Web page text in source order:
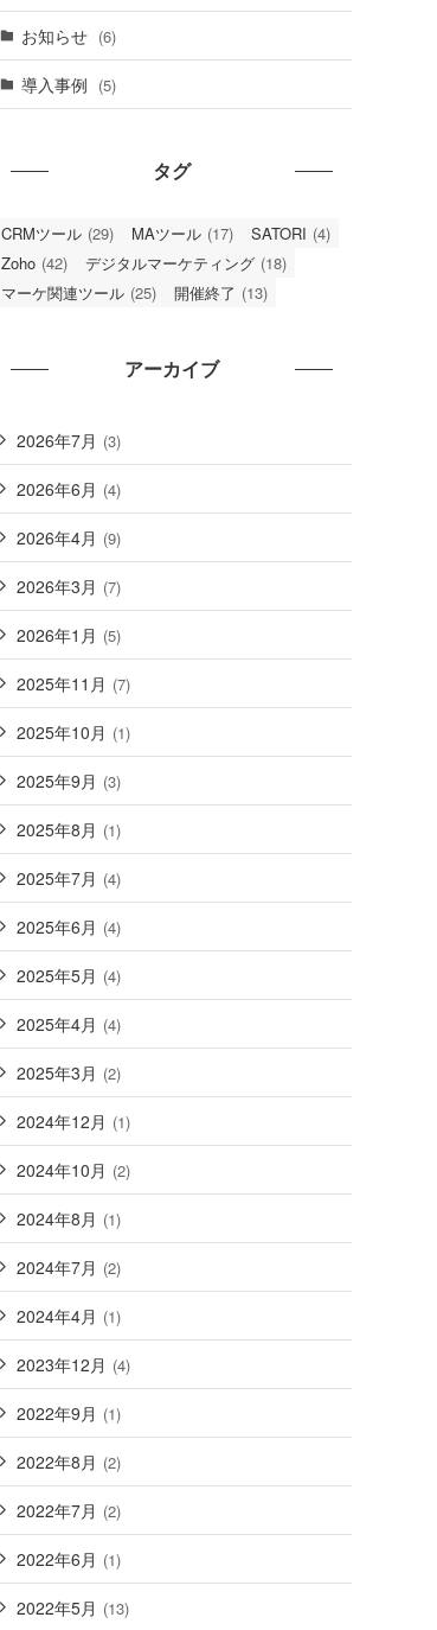
お知らせ (6)
導入事例 (5)
タグ
CRMツール (29) MAツール (17) SATORI (4)
Zoho (42) デジタルマーケティング (18)
マーケ関連ツール (25) 開催終了 (13)
アーカイブ
2026年7月 (3)
2026年6月 (4)
2026年4月 (9)
2026年3月 (7)
2026年1月 (5)
2025年11月 (7)
2025年10月 (1)
2025年9月 (3)
2025年8月 (1)
2025年7月 (4)
2025年6月 (4)
2025年5月 (4)
2025年4月 (4)
2025年3月 (2)
2024年12月 (1)
2024年10月 (2)
2024年8月 (1)
2024年7月 (2)
2024年4月 (1)
2023年12月 (4)
2022年9月 (1)
2022年8月 (2)
2022年7月 (2)
2022年6月 (1)
2022年5月 (13)